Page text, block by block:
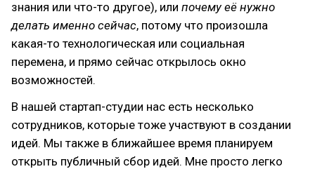
знания или что-то другое), или почему её нужно
делать именно сейчас, потому что произошла
какая-то технологическая или социальная
перемена, и прямо сейчас открылось окно
возможностей.
В нашей стартап-студии нас есть несколько
сотрудников, которые тоже участвуют в создании
идей. Мы также в ближайшее время планируем
открыть публичный сбор идей. Мне просто легко